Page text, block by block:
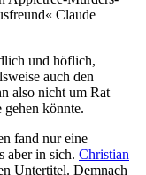
Claude
und höflich,
auch den
also nicht um Rat
könnte.
fand nur eine
aber in sich. Christian
Untertitel. Demnach